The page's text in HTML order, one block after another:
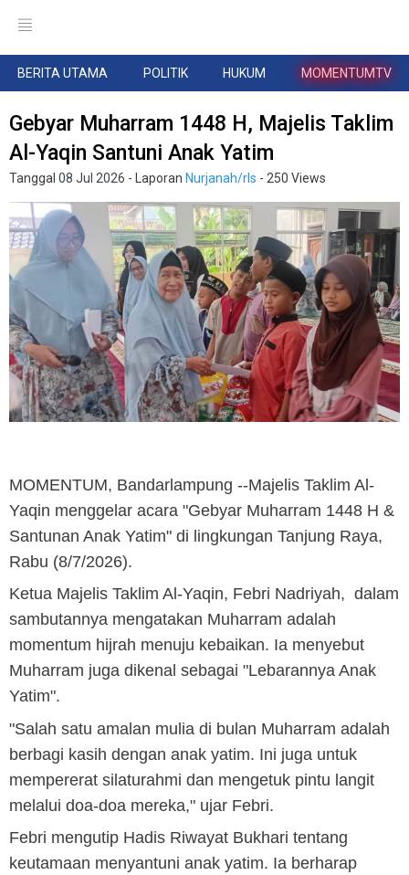
BERITA UTAMA POLITIK HUKUM MOMENTUMTV
Gebyar Muharram 1448 H, Majelis Taklim
Al-Yaqin Santuni Anak Yatim
Tanggal 08 Jul 2026 - Laporan Nurjanah/rls - 250 Views
MOMENTUM, Bandarlampung --Majelis Taklim Al-
Yaqin menggelar acara "Gebyar Muharram 1448 H &
Santunan Anak Yatim" di lingkungan Tanjung Raya,
Rabu (8/7/2026).
Ketua Majelis Taklim Al-Yaqin, Febri Nadriyah, dalam
sambutannya mengatakan Muharram adalah
momentum hijrah menuju kebaikan. Ia menyebut
Muharram juga dikenal sebagai "Lebarannya Anak
Yatim".
"Salah satu amalan mulia di bulan Muharram adalah
berbagi kasih dengan anak yatim. Ini juga untuk
mempererat silaturahmi dan mengetuk pintu langit
melalui doa-doa mereka," ujar Febri.
Febri mengutip Hadis Riwayat Bukhari tentang
keutamaan menyantuni anak yatim. Ia berharap